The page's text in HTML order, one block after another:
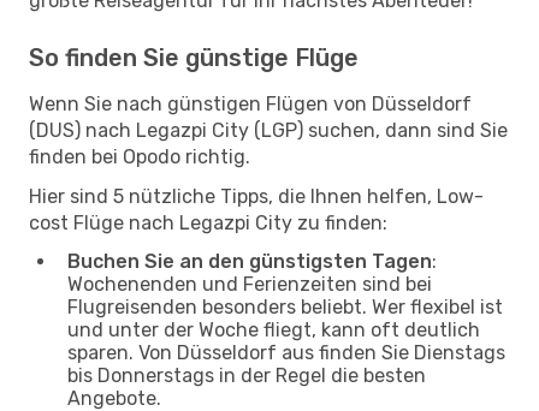
So finden Sie günstige Flüge
Wenn Sie nach günstigen Flügen von Düsseldorf
(DUS) nach Legazpi City (LGP) suchen, dann sind Sie
finden bei Opodo richtig.
Hier sind 5 nützliche Tipps, die Ihnen helfen, Low-
cost Flüge nach Legazpi City zu finden:
Buchen Sie an den günstigsten Tagen:
Wochenenden und Ferienzeiten sind bei
Flugreisenden besonders beliebt. Wer flexibel ist
und unter der Woche fliegt, kann oft deutlich
sparen. Von Düsseldorf aus finden Sie Dienstags
bis Donnerstags in der Regel die besten
Angebote.